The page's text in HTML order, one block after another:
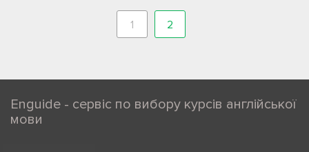
1 2
Enguide - сервіс по вибору курсів англійської
мови